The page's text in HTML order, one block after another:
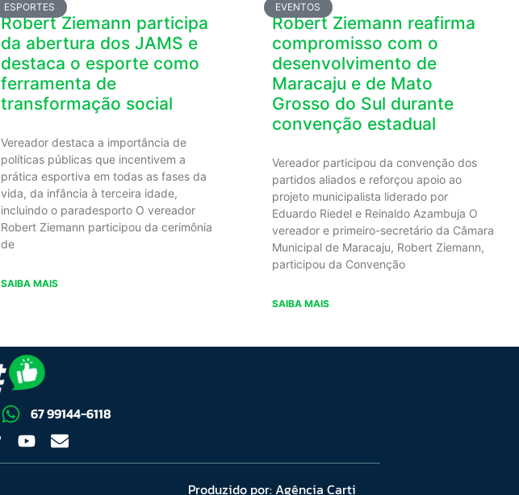
ESPORTES
Robert Ziemann participa
da abertura dos JAMS e
destaca o esporte como
ferramenta de
transformação social
Vereador destaca a importância de
políticas públicas que incentivem a
prática esportiva em todas as fases da
vida, da infância à terceira idade,
incluindo o paradesporto O vereador
Robert Ziemann participou da cerimônia
de
SAIBA MAIS
EVENTOS
Robert Ziemann reafirma
compromisso com o
desenvolvimento de
Maracaju e de Mato
Grosso do Sul durante
convenção estadual
Vereador participou da convenção dos
partidos aliados e reforçou apoio ao
projeto municipalista liderado por
Eduardo Riedel e Reinaldo Azambuja O
vereador e primeiro-secretário da Câmara
Municipal de Maracaju, Robert Ziemann,
participou da Convenção
SAIBA MAIS
67 99144-6118
Produzido por:Agência Carti